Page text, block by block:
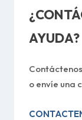
AYUDA?
o envíe una